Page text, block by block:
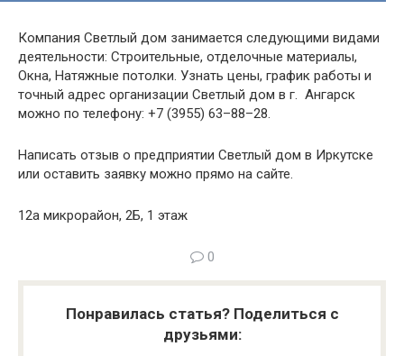
Компания Светлый дом занимается следующими видами
деятельности: Строительные, отделочные материалы,
Окна, Натяжные потолки. Узнать цены, график работы и
точный адрес организации Светлый дом в г. Ангарск
можно по телефону: +7 (3955) 63–88–28.
Написать отзыв о предприятии Светлый дом в Иркутске
или оставить заявку можно прямо на сайте.
12а микрорайон, 2Б, 1 этаж
0
Понравилась статья? Поделиться с
друзьями: